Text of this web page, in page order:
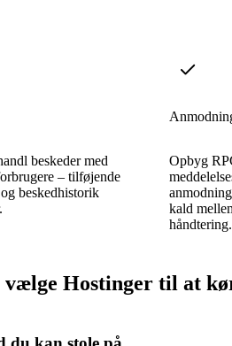
beskeder med
– tilføjende
beskedhistorik
Opbyg
kald
håndtering.
Hostinger til at